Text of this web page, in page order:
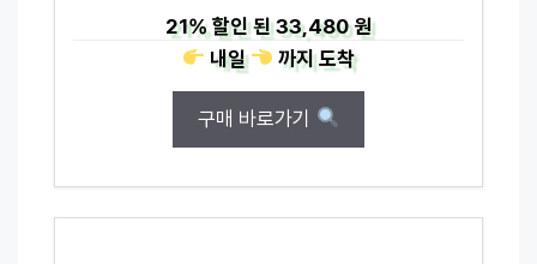
21%할인 된33,480 원
내일
까지도착
구매 바로가기